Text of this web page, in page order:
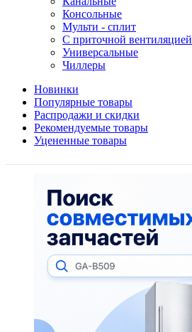
Консольные
Мульти - сплит
С приточной вентиляцией
Универсальные
Чиллеры
Новинки
Популярные товары
Распродажи и скидки
Рекомендуемые товары
Уцененные товары